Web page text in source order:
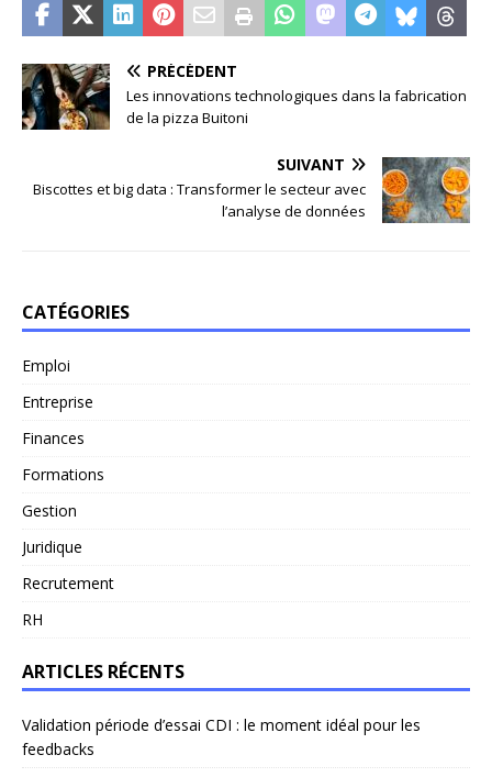
PRÉCÉDENT
Les innovations technologiques dans la fabrication
de la pizza Buitoni
SUIVANT
Biscottes et big data : Transformer le secteur avec
l’analyse de données
CATÉGORIES
Emploi
Entreprise
Finances
Formations
Gestion
Juridique
Recrutement
RH
ARTICLES RÉCENTS
Validation période d’essai CDI : le moment idéal pour les
feedbacks